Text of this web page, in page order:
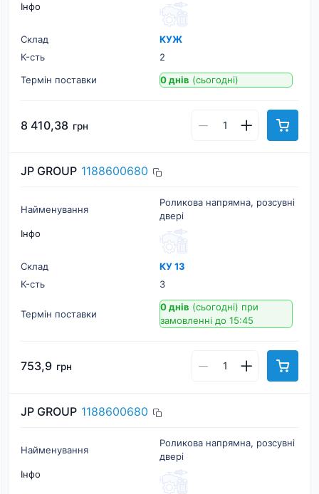
Інфо
Склад
КУЖ
К-cть
2
Термін поставки
0 днів (сьогодні)
8 410,38 грн
JP GROUP 1188600680
Найменування
Роликова напрямна, розсувні
двері
Інфо
Склад
КУ 13
К-cть
3
Термін поставки
0 днів (сьогодні) при
замовленні до 15:45
753,9 грн
JP GROUP 1188600680
Найменування
Роликова напрямна, розсувні
двері
Інфо